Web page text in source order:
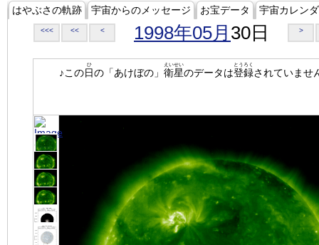
はやぶさの軌跡 宇宙からのメッセージ お宝データ 宇宙カレン
<<< << < 1998年05月 30日 >
♪この日
ひ
の「あけぼの」 衛星
えいせい
のデータは登録
とうろく
されていませ